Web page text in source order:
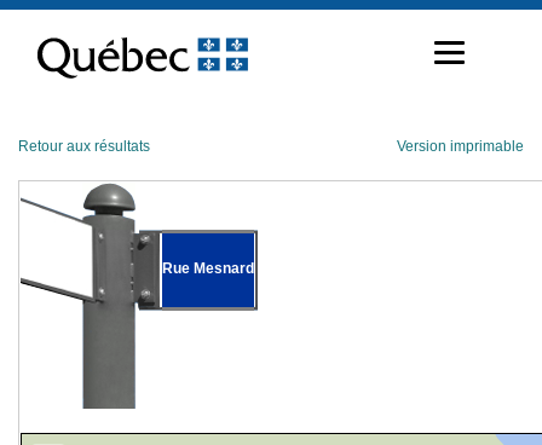
contenu
Retour aux résultats Version imprimable
Rue Mesnard